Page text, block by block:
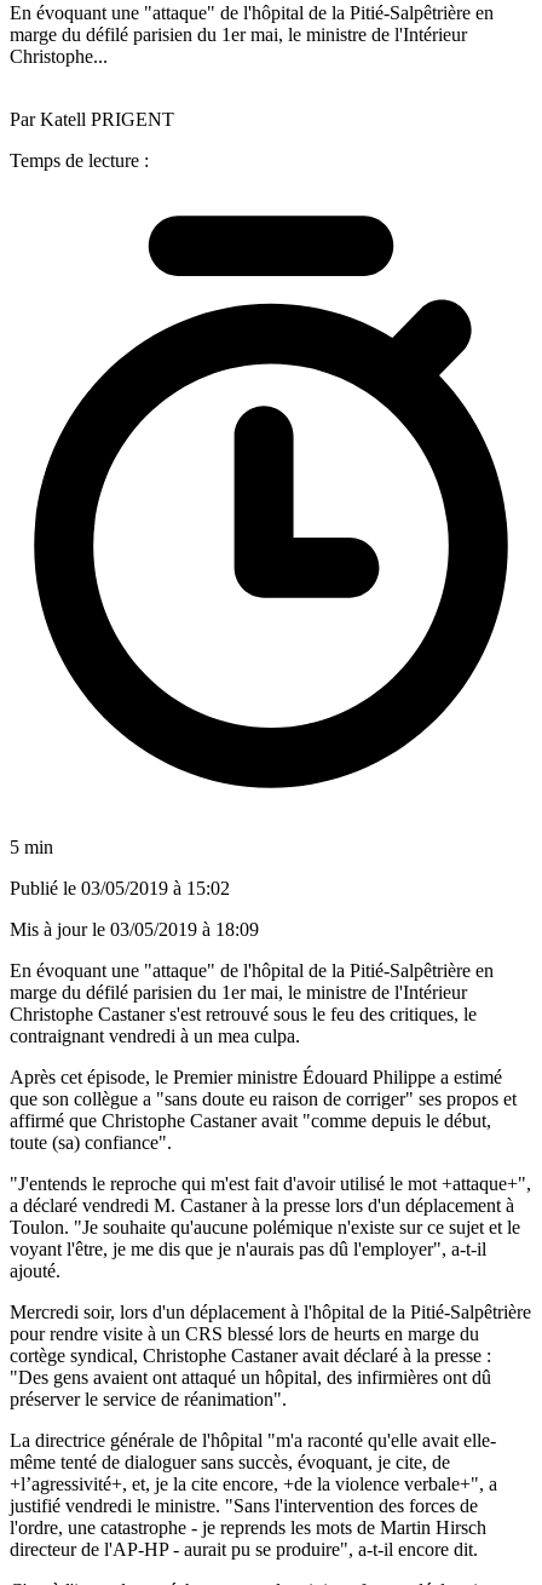
En évoquant une "attaque" de l'hôpital de la Pitié-Salpêtrière en
marge du défilé parisien du 1er mai, le ministre de l'Intérieur
Christophe...
Par Katell PRIGENT
Temps de lecture :
5 min
Publié le 03/05/2019 à 15:02
Mis à jour le 03/05/2019 à 18:09
En évoquant une "attaque" de l'hôpital de la Pitié-Salpêtrière en
marge du défilé parisien du 1er mai, le ministre de l'Intérieur
Christophe Castaner s'est retrouvé sous le feu des critiques, le
contraignant vendredi à un mea culpa.
Après cet épisode, le Premier ministre Édouard Philippe a estimé
que son collègue a "sans doute eu raison de corriger" ses propos et
affirmé que Christophe Castaner avait "comme depuis le début,
toute (sa) confiance".
"J'entends le reproche qui m'est fait d'avoir utilisé le mot +attaque+",
a déclaré vendredi M. Castaner à la presse lors d'un déplacement à
Toulon. "Je souhaite qu'aucune polémique n'existe sur ce sujet et le
voyant l'être, je me dis que je n'aurais pas dû l'employer", a-t-il
ajouté.
Mercredi soir, lors d'un déplacement à l'hôpital de la Pitié-Salpêtrière
pour rendre visite à un CRS blessé lors de heurts en marge du
cortège syndical, Christophe Castaner avait déclaré à la presse :
"Des gens avaient ont attaqué un hôpital, des infirmières ont dû
préserver le service de réanimation".
La directrice générale de l'hôpital "m'a raconté qu'elle avait elle-
même tenté de dialoguer sans succès, évoquant, je cite, de
+l’agressivité+, et, je la cite encore, +de la violence verbale+", a
justifié vendredi le ministre. "Sans l'intervention des forces de
l'ordre, une catastrophe - je reprends les mots de Martin Hirsch
directeur de l'AP-HP - aurait pu se produire", a-t-il encore dit.